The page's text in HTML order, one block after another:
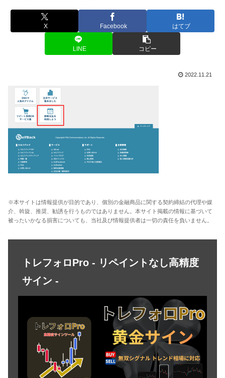
X Facebook はてブ
LINE コピー
2022.11.21
※本サイトは情報提供が目的であり、個別の金融商品に関する契約締結の代理や媒
介、斡旋、推奨、勧誘を行うものではありません。本サイト掲載の情報に基づいて
被ったいかなる損害についても、当社及び情報提供者は一切の責任を負いません。
トレフォロPro - リペイントなし高精度
サイン -